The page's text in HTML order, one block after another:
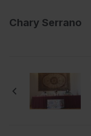
Chary Serrano